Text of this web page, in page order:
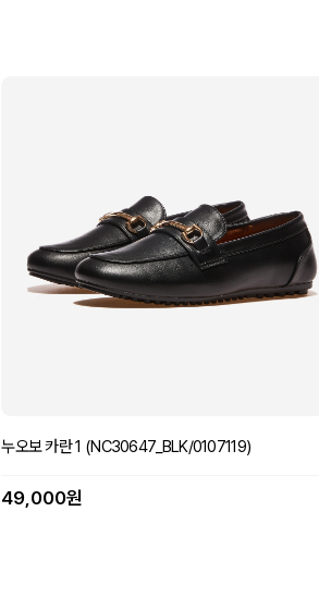
누오보 카란 1 (NC30647_BLK/0107119)
49,000원